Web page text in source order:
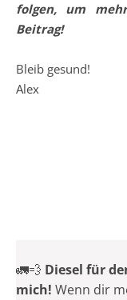
folgen, um
Beitrag!
Bleib gesund!
Alex
🚛💨 Diesel für
mich! Wenn dir